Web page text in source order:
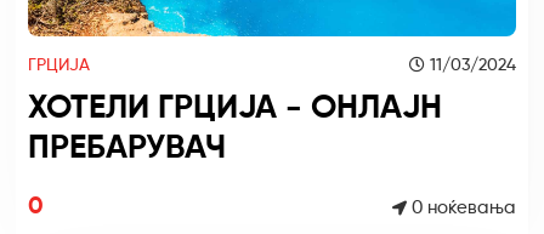
ГРЦИЈА 11/03/2024
ХОТЕЛИ ГРЦИЈА - ОНЛАЈН
ПРЕБАРУВАЧ
0 0 ноќевања